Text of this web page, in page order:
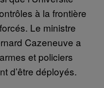
à la frontière
Le ministre
Cazeneuve a
et policiers
d’être déployés.